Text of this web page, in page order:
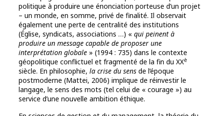
politique à produire une énonciation porteuse d’un projet
– un monde, en somme, privé de finalité. Il observait
également une perte de centralité des institutions
(Église, syndicats, associations …) « qui peinent à
produire un message capable de proposer une
interprétation globale » (1994 : 735) dans le contexte
géopolitique conflictuel et fragmenté de la fin du XXè
siècle. En philosophie, la crise du sens de l’époque
postmoderne (Mattei, 2006) implique de réinvestir le
langage, le sens des mots (tel celui de « courage ») au
service d’une nouvelle ambition éthique.